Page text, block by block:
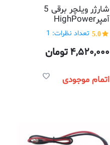
شارژر ویلچر برقی 5
آمپرHighPower
5.0 تعداد نظرات: 1
4,520,000تومان
اتمام موجودی